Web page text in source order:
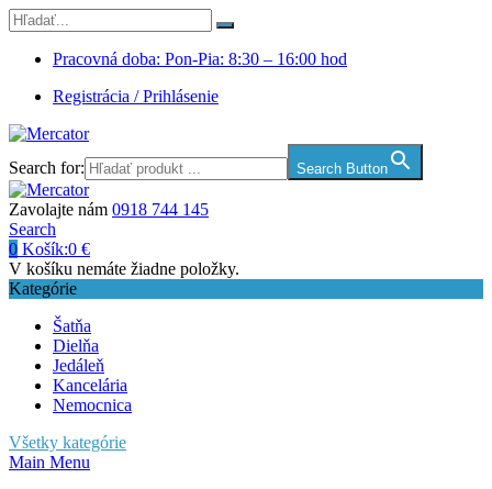
Pracovná doba: Pon-Pia: 8:30 – 16:00 hod
Registrácia / Prihlásenie
Search for: Search Button
Zavolajte nám 0918 744 145
Search
0 Košík:0 €
V košíku nemáte žiadne položky.
Kategórie
Šatňa
Dielňa
Jedáleň
Kancelária
Nemocnica
Všetky kategórie
Main Menu